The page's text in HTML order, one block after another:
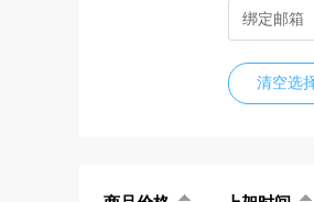
绑定邮箱
清空选